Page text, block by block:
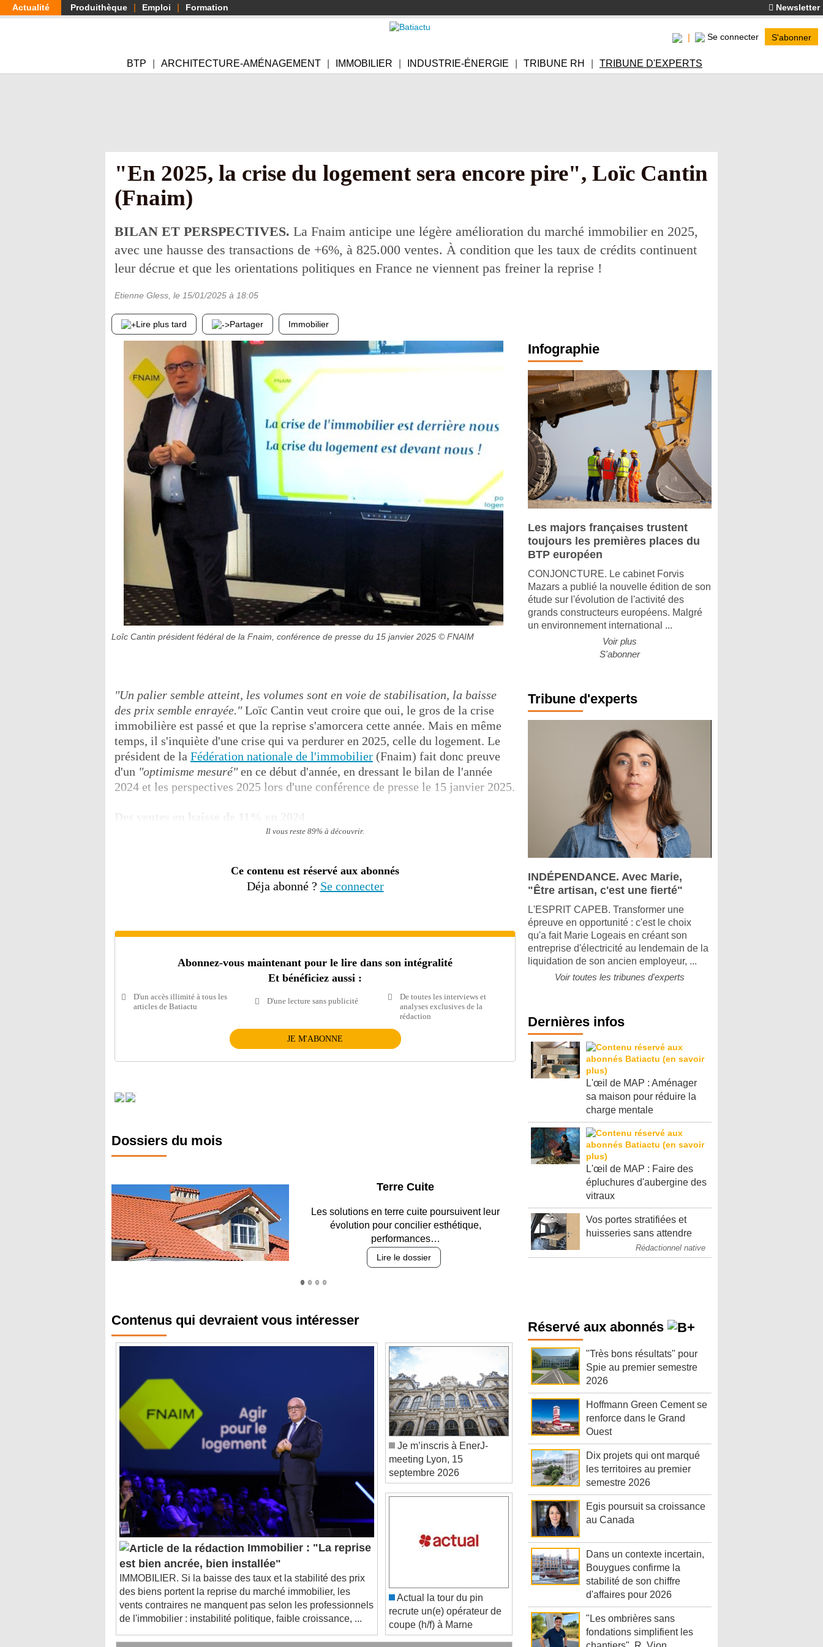
Aller
au
Actualité Produithèque Emploi Formation Newsletter
Se connecter S'abonner
BTP ARCHITECTURE-AMÉNAGEMENT IMMOBILIER INDUSTRIE-ÉNERGIE TRIBUNE RH TRIBUNE D'EXPERTS
"En 2025, la crise du logement sera encore pire", Loïc Cantin
(Fnaim)
BILAN ET PERSPECTIVES. La Fnaim anticipe une légère amélioration du marché immobilier en 2025,
avec une hausse des transactions de +6%, à 825.000 ventes. À condition que les taux de crédits continuent
leur décrue et que les orientations politiques en France ne viennent pas freiner la reprise !
Etienne Gless , le 15/01/2025 à 18:05
Lire plus tard Partager Immobilier
Loîc Cantin président fédéral de la Fnaim, conférence de presse du 15 janvier 2025 © FNAIM
"Un palier semble atteint, les volumes sont en voie de stabilisation, la baisse
des prix semble enrayée."Loïc Cantin veut croire que oui, le gros de la crise
immobilière est passé et que la reprise s'amorcera cette année. Mais en même
temps, il s'inquiète d'une crise qui va perdurer en 2025, celle du logement. Le
président de la Fédération nationale de l'immobilier (Fnaim) fait donc preuve
d'un "optimisme mesuré"en ce début d'année, en dressant le bilan de l'année
2024 et les perspectives 2025 lors d'une conférence de presse le 15 janvier 2025.
Il vous reste 89% à découvrir.
Ce contenu est réservé aux abonnés
Déja abonné ? Se connecter
Abonnez-vous maintenant pour le lire dans son intégralité
Et bénéficiez aussi :
D'un accès illimité à tous les
articles de Batiactu
D'une lecture sans publicité
De toutes les interviews et
analyses exclusives de la
rédaction
JE M'ABONNE
Dossiers du mois
Parking et garages
Entre circulation, sécurisation des accès, durabilité
des revêtements et intégration…
Lire le dossier
Immobilier : "La reprise
est bien ancrée, bien installée"
IMMOBILIER. Si la baisse des taux et la stabilité des prix
des biens portent la reprise du marché immobilier, les
vents contraires ne manquent pas selon les professionnels
de l'immobilier : instabilité politique, faible croissance, ...
Je m’inscris à EnerJ-
meeting Lyon, 15
septembre 2026
recrute un(e) opérateur de
coupe (h/f) à Marne
C'est dans l'actu : des entreprises de bâtiment se mobilisent sur les incendies en Gironde
C'est dans l'actu : à quoi servent les systèmes intelligents dans le bâtiment ?
Infographie
Les majors françaises trustent
toujours les premières places du
BTP européen
CONJONCTURE. Le cabinet Forvis
Mazars a publié la nouvelle édition de son
étude sur l'évolution de l'activité des
grands constructeurs européens. Malgré
un environnement international ...
Voir plus
S'abonner
Tribune d'experts
INDÉPENDANCE. Avec Marie,
"Être artisan, c'est une fierté"
L'ESPRIT CAPEB. Transformer une
épreuve en opportunité : c'est le choix
qu'a fait Marie Logeais en créant son
entreprise d'électricité au lendemain de la
liquidation de son ancien employeur, ...
Voir toutes les tribunes d'experts
Dernières infos
L'œil de MAP : Aménager
sa maison pour réduire la
charge mentale
L'œil de MAP : Faire des
épluchures d'aubergine des
vitraux
Vos portes stratifiées et
huisseries sans attendre
Rédactionnel native
Réservé aux abonnés
"Très bons résultats" pour
Spie au premier semestre
2026
Hoffmann Green Cement se
renforce dans le Grand
Ouest
Dix projets qui ont marqué
les territoires au premier
semestre 2026
Egis poursuit sa croissance
au Canada
Dans un contexte incertain,
Bouygues confirme la
stabilité de son chiffre
d'affaires pour 2026
"Les ombrières sans
fondations simplifient les